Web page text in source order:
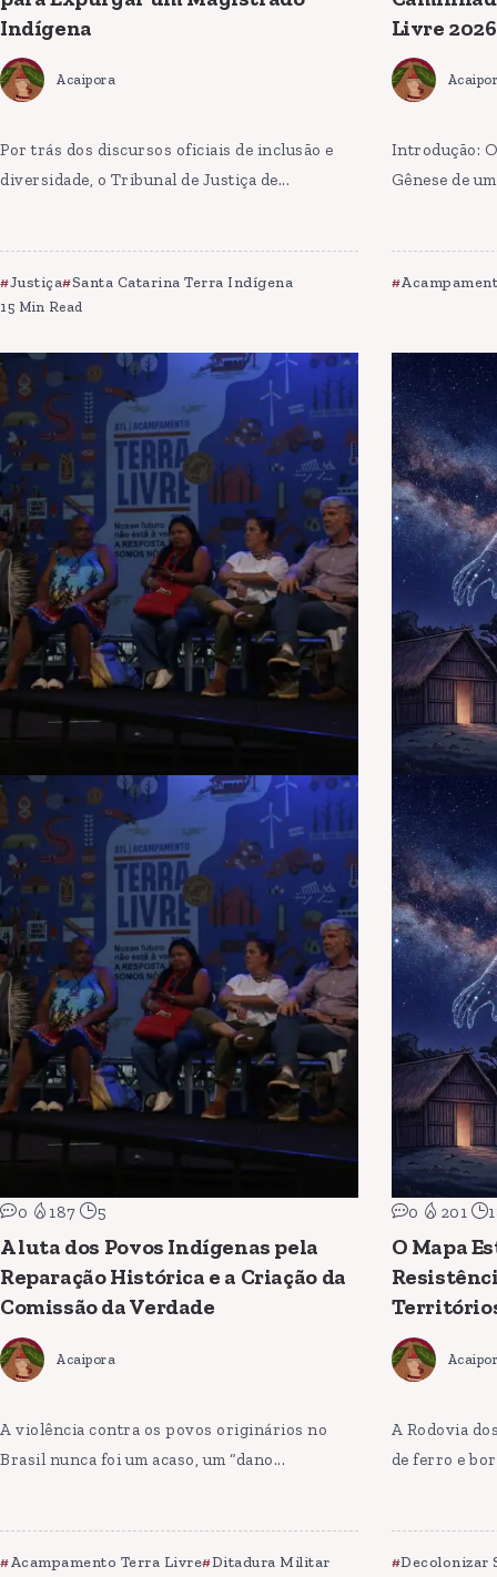
Indígena
Acaipora
Por trás dos discursos oficiais de inclusão e
diversidade, o Tribunal de Justiça de...
Justiça Santa Catarina Terra Indígena
15 Min Read
Livre 2026
Introdução:
Gênese de
0 187 5
A luta dos Povos Indígenas pela
Reparação Histórica e a Criação da
Comissão da Verdade
Acaipora
A violência contra os povos originários no
Brasil nunca foi um acaso, um “dano...
Acampamento Terra Livre Ditadura Militar
0 201
O Mapa
A Rodovia
de ferro e
Decolonizar